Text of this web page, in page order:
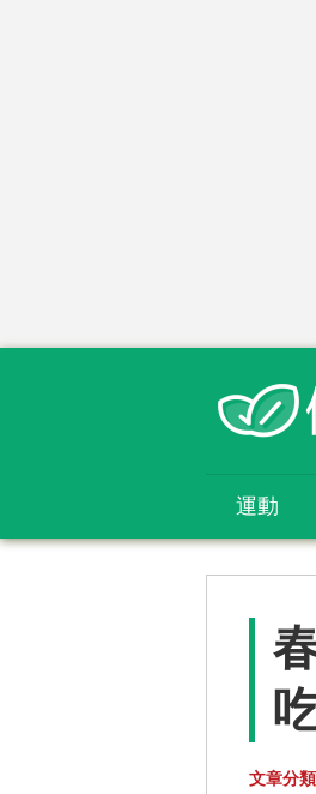
運動
文章分類